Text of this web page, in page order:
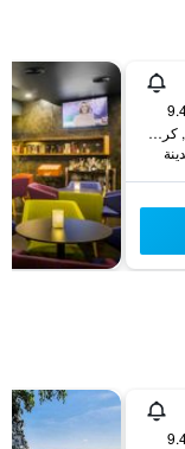
Maršala Tita 109, أوباتيا, كرواتيا